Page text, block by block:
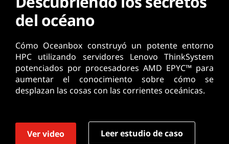
del océano
Cómo Oceanbox construyó un potente entorno
HPC utilizando servidores Lenovo ThinkSystem
potenciados por procesadores AMD EPYC™ para
aumentar el conocimiento sobre cómo se
desplazan las cosas con las corrientes oceánicas.
Ver video Leer estudio de caso